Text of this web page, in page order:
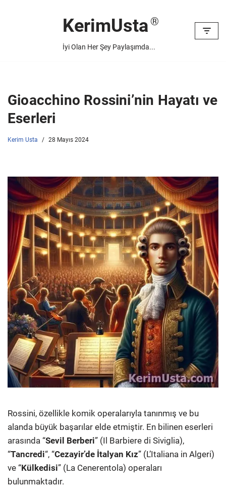
KerimUsta
İyi Olan Her Şey Paylaşımda...
Gioacchino Rossini’nin Hayatı ve
Eserleri
Kerim Usta 28 Mayıs 2024
Rossini, özellikle komik operalarıyla tanınmış ve bu
alanda büyük başarılar elde etmiştir. En bilinen eserleri
arasında “Sevil Berberi” (Il Barbiere di Siviglia),
“Tancredi“, “Cezayir’de İtalyan Kız” (L’Italiana in Algeri)
ve “Külkedisi” (La Cenerentola) operaları
bulunmaktadır.